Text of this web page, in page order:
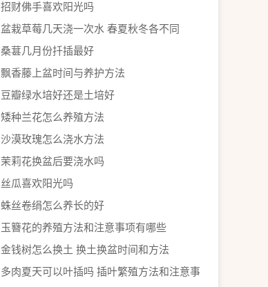
招财佛手喜欢阳光吗
盆栽草莓几天浇一次水 春夏秋冬各不同
桑葚几月份扦插最好
飘香藤上盆时间与养护方法
豆瓣绿水培好还是土培好
矮种兰花怎么养殖方法
沙漠玫瑰怎么浇水方法
茉莉花换盆后要浇水吗
丝瓜喜欢阳光吗
蛛丝卷绢怎么养长的好
玉簪花的养殖方法和注意事项有哪些
金钱树怎么换土 换土换盆时间和方法
多肉夏天可以叶插吗 插叶繁殖方法和注意事